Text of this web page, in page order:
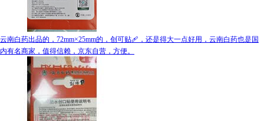
云南白药出品的，72mm×25mm的，创可贴🩹，还是得大一点好用，云南白药也是国
内有名商家，值得信赖，京东自营，方便。